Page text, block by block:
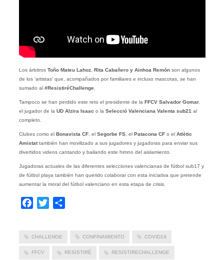
Los árbitros Toño Mateu Lahoz, Rita Cabañero y Ainhoa Remónson algunos
de los ‘artistas’ que, acompañados por familiares e incluso mascotas, se han
sumado al #ResistiréChallenge.
Tampoco se han perdido este reto el presidente de la FFCV Salvador Gomar,
el jugador de la UD Alzira Isaac o la Selecció Valenciana Valenta sub21 al
completo.
Clubes como el Bonavista CF, el Segorbe FS, el Patacona CFo el Atlètic
Amistattambién han movilizado a sus jugadores y jugadoras para enviar sus
divertidos videos cantando y bailando este himno del aislamiento.
Jugadoras actuales de las diferentes selecciones valencianas de fútbol sub17 y
de fútbol playa también han querido colaborar con esta iniciativa que pretende
aumentar la moral del fútbol valenciano en esta etapa de crisis.
Facebook
Twitter
CHALLENGE CONFINAMIENTO COVID19
FFCV RESISTIRÉ RESISTIRECHALLENGE